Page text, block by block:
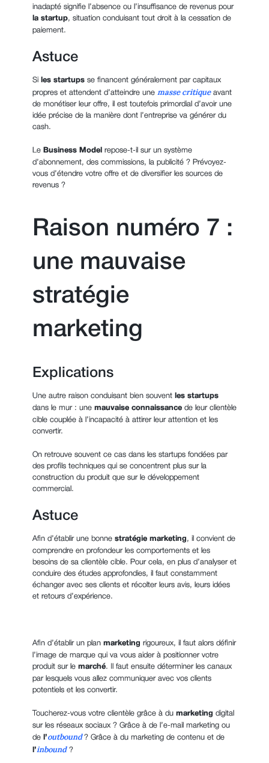
inadapté signifie l’absence ou l’insuffisance de revenus pour
la startup, situation conduisant tout droit à la cessation de
paiement.
Astuce
Si les startups se financent généralement par capitaux
propres et attendent d’atteindre une masse critiqueavant
de monétiser leur offre, il est toutefois primordial d’avoir une
idée précise de la manière dont l’entreprise va générer du
cash.
Le Business Model repose-t-il sur un système
d’abonnement, des commissions, la publicité ? Prévoyez-
vous d’étendre votre offre et de diversifier les sources de
revenus ?
Raison numéro 7 :
une mauvaise
stratégie
marketing
Explications
Une autre raison conduisant bien souvent les startups
dans le mur : une mauvaise connaissance de leur clientèle
cible couplée à l’incapacité à attirer leur attention et les
convertir.
On retrouve souvent ce cas dans les startups fondées par
des profils techniques qui se concentrent plus sur la
construction du produit que sur le développement
commercial.
Astuce
Afin d’établir une bonne stratégie marketing, il convient de
comprendre en profondeur les comportements et les
besoins de sa clientèle cible. Pour cela, en plus d’analyser et
conduire des études approfondies, il faut constamment
échanger avec ses clients et récolter leurs avis, leurs idées
et retours d’expérience.
Afin d’établir un plan marketing rigoureux, il faut alors définir
l’image de marque qui va vous aider à positionner votre
produit sur le marché. Il faut ensuite déterminer les canaux
par lesquels vous allez communiquer avec vos clients
potentiels et les convertir.
Toucherez-vous votre clientèle grâce à du marketing digital
sur les réseaux sociaux ? Grâce à de l’e-mail marketing ou
de l’outbound ? Grâce à du marketing de contenu et de
l’inbound?